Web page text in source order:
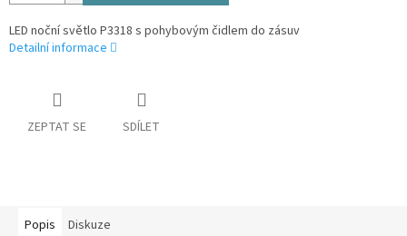
LED noční světlo P3318 s pohybovým čidlem do zásuv
Detailní informace
ZEPTAT SE SDÍLET
Popis Diskuze